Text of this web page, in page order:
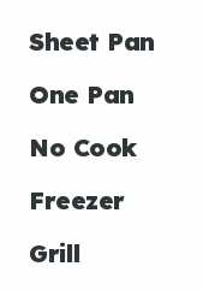
Sheet Pan
One Pan
No Cook
Freezer
Grill